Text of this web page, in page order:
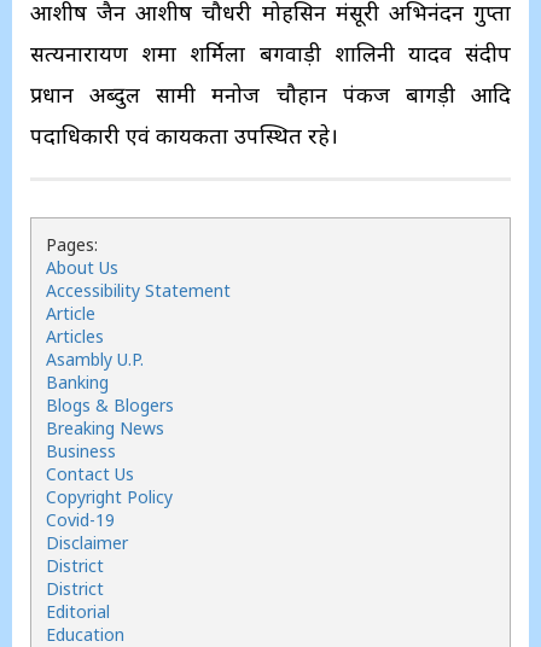
आशीष जैन आशीष चौधरी मोहसिन मंसूरी अभिनंदन गुप्ता
सत्यनारायण शर्मा शर्मिला बगवाड़ी शालिनी यादव संदीप
प्रधान अब्दुल सामी मनोज चौहान पंकज बागड़ी आदि
पदाधिकारी एवं कार्यकर्ता उपस्थित रहे।
Pages:
About Us
Accessibility Statement
Article
Articles
Asambly U.P.
Banking
Blogs & Blogers
Breaking News
Business
Contact Us
Copyright Policy
Covid-19
Disclaimer
District
District
Editorial
Education